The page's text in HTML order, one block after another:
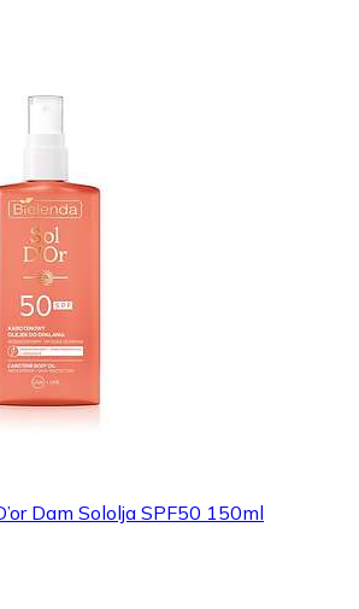
Dam Sololja SPF50 150ml